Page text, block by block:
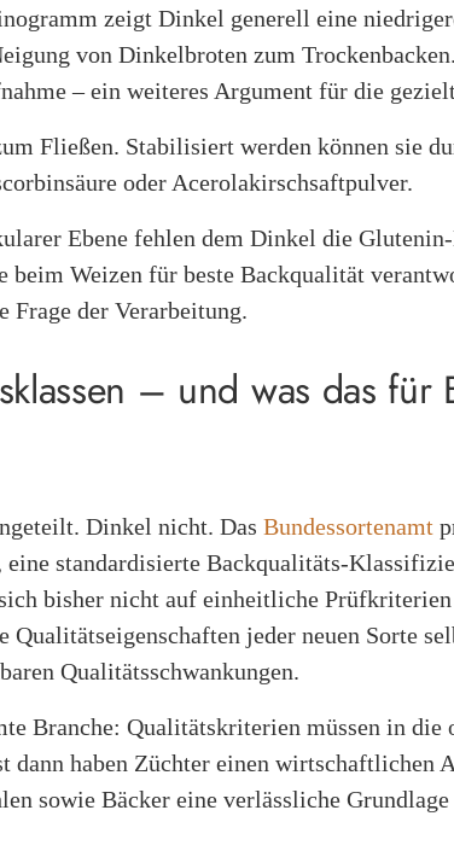
zeigt Dinkel generell eine
von Dinkelbroten zum
– ein weiteres Argument für die
Fließen. Stabilisiert werden können sie
oder Acerolakirschsaftpulver.
Ebene fehlen dem Dinkel die
beim Weizen für beste Backqualität
Frage der Verarbeitung.
– und was das für
Dinkel nicht. Das Bundessortenamt
eine standardisierte Backqualitäts-
bisher nicht auf einheitliche
jeder neuen Sorte
Qualitätsschwankungen.
Branche: Qualitätskriterien müssen in
dann haben Züchter einen wirtschaftlichen
sowie Bäcker eine verlässliche